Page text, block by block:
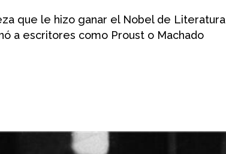
que le hizo ganar el Nobel de Literatura
a escritores como Proust o Machado